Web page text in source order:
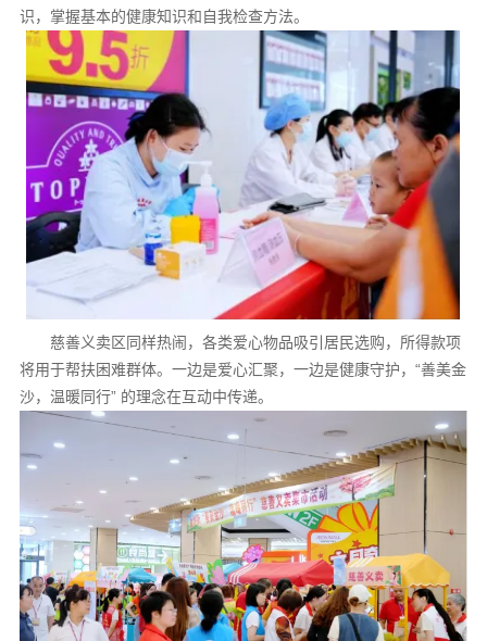
识，掌握基本的健康知识和自我检查方法。
慈善义卖区同样热闹，各类爱心物品吸引居民选购，所得款项
将用于帮扶困难群体。一边是爱心汇聚，一边是健康守护，“善美金
沙，温暖同行” 的理念在互动中传递。